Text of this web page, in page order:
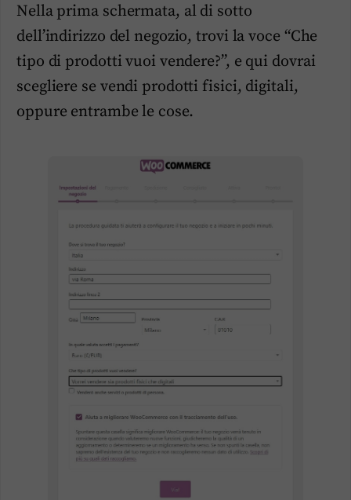
Nella prima schermata, al di sotto
dell’indirizzo del negozio, trovi la voce “Che
tipo di prodotti vuoi vendere?”, e qui dovrai
scegliere se vendi prodotti fisici, digitali,
oppure entrambe le cose.